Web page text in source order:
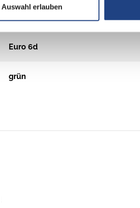
Auswahl erlauben
Euro 6d
grün